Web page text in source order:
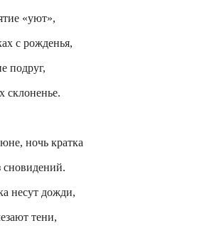
«уют»,
с рожденья,
подруг,
склоненье.
ночь кратка
сновидений.
несут дожди,
тени,